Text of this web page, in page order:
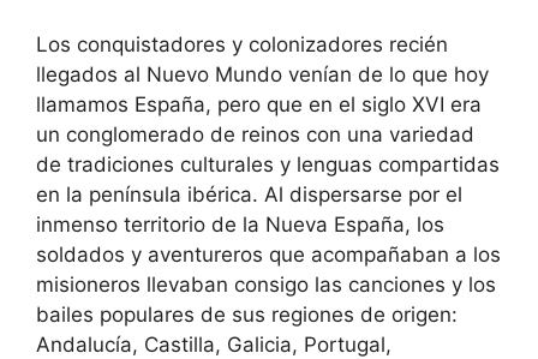
Los conquistadores y colonizadores recién
llegados al Nuevo Mundo venían de lo que hoy
llamamos España, pero que en el siglo XVI era
un conglomerado de reinos con una variedad
de tradiciones culturales y lenguas compartidas
en la península ibérica. Al dispersarse por el
inmenso territorio de la Nueva España, los
soldados y aventureros que acompañaban a los
misioneros llevaban consigo las canciones y los
bailes populares de sus regiones de origen:
Andalucía, Castilla, Galicia, Portugal,